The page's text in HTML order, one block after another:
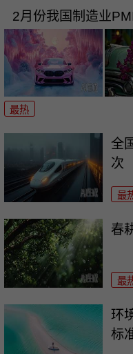
2月份我国制造业
最热
全
次
最
春
最
环
标